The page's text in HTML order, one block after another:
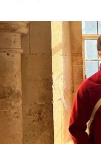
7
3
t
m
8
1
v
a